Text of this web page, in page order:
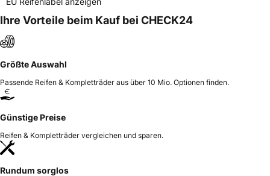
Ihre Vorteile beim Kauf bei CHECK24
Größte Auswahl
Passende Reifen & Kompletträder aus über 10 Mio. Optionen finden.
Günstige Preise
Reifen & Kompletträder vergleichen und sparen.
Rundum sorglos